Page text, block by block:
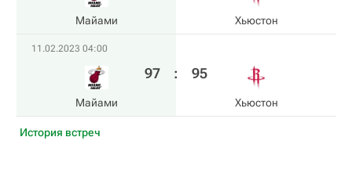
Майами Хьюстон
11.02.2023 04:00
Майами
97 : 95
Хьюстон
История встреч